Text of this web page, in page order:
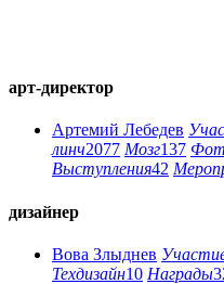
арт-директор
Артемий Лебедев
линч2077 Мозг137
Выступления42
дизайнер
Вова Злыднев
Техдизайн10 Награды